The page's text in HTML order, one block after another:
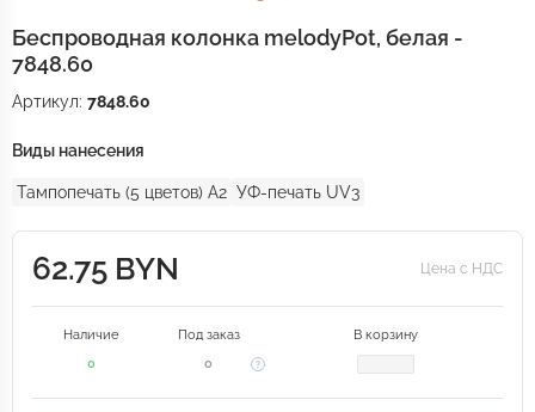
Беспроводная колонка melodyPot, белая -
7848.60
Артикул: 7848.60
Виды нанесения
Тампопечать (5 цветов) A2 УФ-печать UV3
62.75 BYN Цена с НДС
Наличие Под заказ
В корзину
0
0